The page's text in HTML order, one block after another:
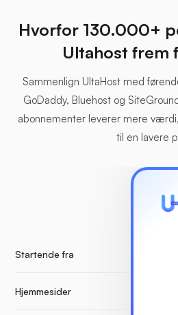
Hvorfor 130.000+
Ultahost frem
Sammenlign UltaHost med
GoDaddy, Bluehost og
abonnementer leverer mere
til en lavere
Startende fra
Hjemmesider